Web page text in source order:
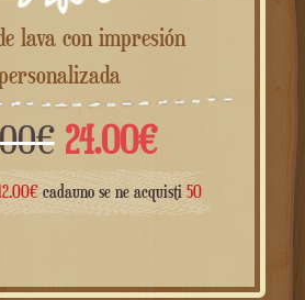
€ El
precio
24.00€El
precio
€cadauno se ne acquisti 50